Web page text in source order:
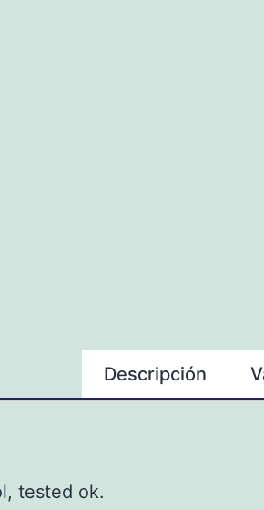
Descripción
tested ok.